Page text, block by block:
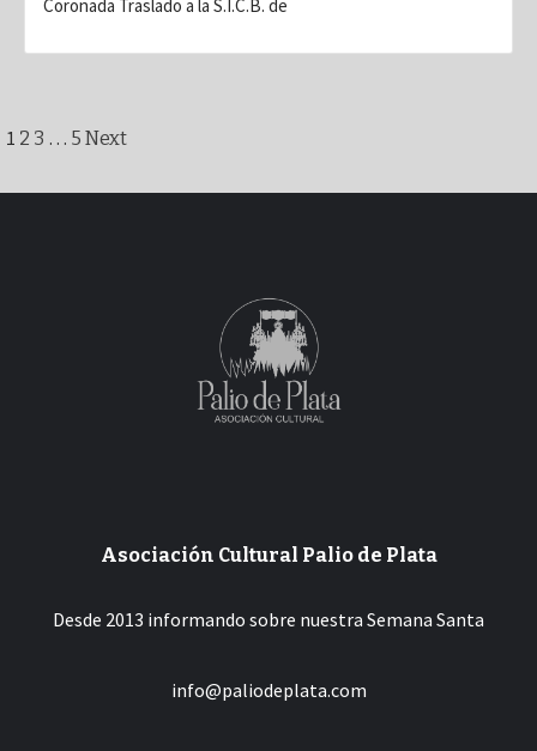
Coronada Traslado a la S.I.C.B. de
Paginación
de
1 2 3 … 5 Next
Asociación Cultural Palio de Plata
Desde 2013 informando sobre nuestra Semana Santa
info@paliodeplata.com